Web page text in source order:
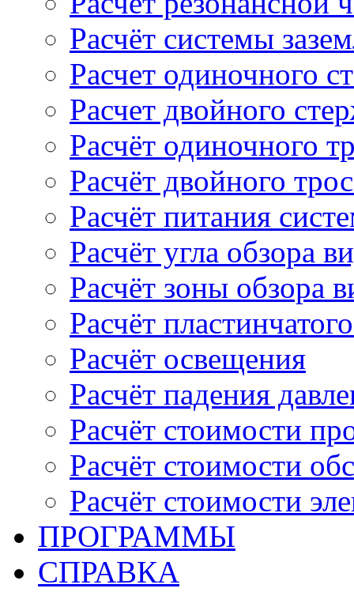
Расчёт системы
Расчет одиночного
Расчет двойного
Расчёт одиночного
Расчёт двойного
Расчёт питания
Расчёт угла обзора
Расчёт зоны обзора
Расчёт
Расчёт освещения
Расчёт падения
Расчёт стоимости
Расчёт стоимости
Расчёт стоимости
ПРОГРАММЫ
СПРАВКА